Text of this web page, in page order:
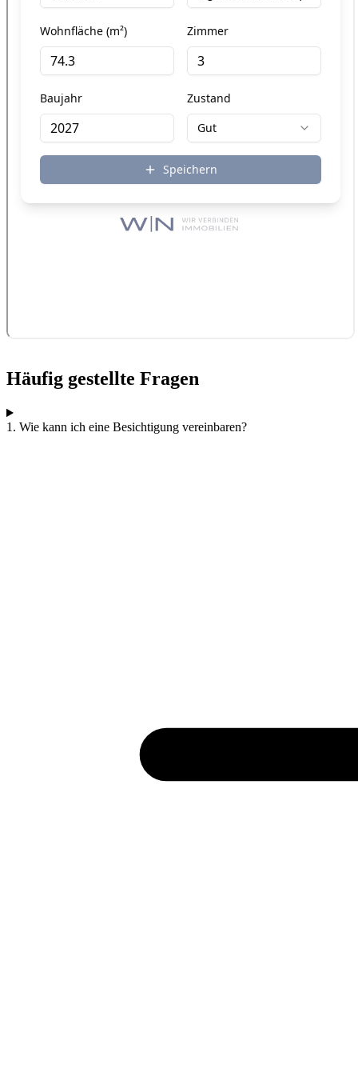
Häufig gestellte Fragen
1. Wie kann ich eine Besichtigung vereinbaren?